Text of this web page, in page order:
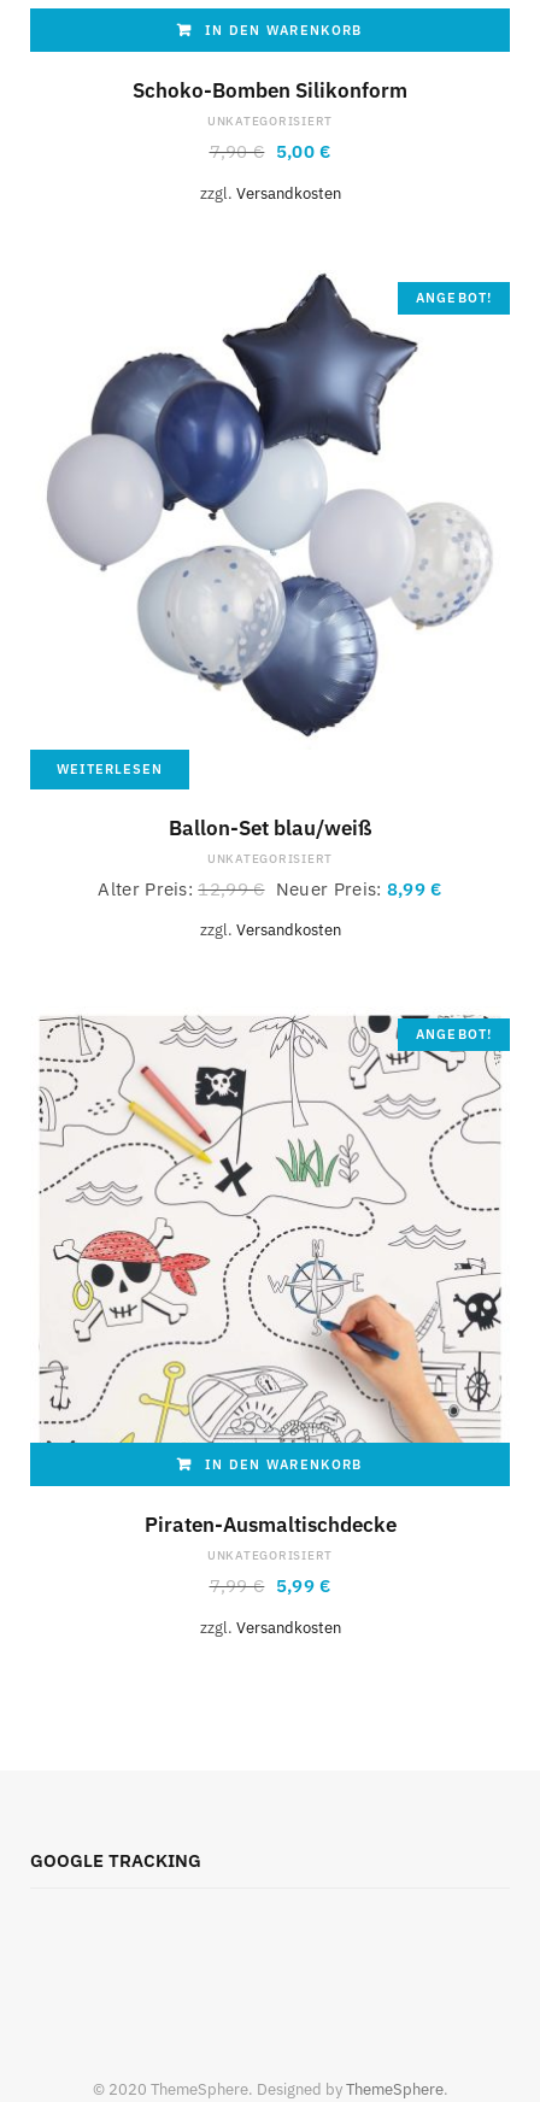
IN DEN WARENKORB
Schoko-Bomben Silikonform
UNKATEGORISIERT
7,90€ 5,00€
zzgl. Versandkosten
ANGEBOT!
WEITERLESEN
Ballon-Set blau/weiß
UNKATEGORISIERT
Alter Preis: 12,99€ Neuer Preis: 8,99€
zzgl. Versandkosten
ANGEBOT!
IN DEN WARENKORB
Piraten-Ausmaltischdecke
UNKATEGORISIERT
7,99€ 5,99€
zzgl. Versandkosten
GOOGLE TRACKING
© 2020 ThemeSphere. Designed byThemeSphere.